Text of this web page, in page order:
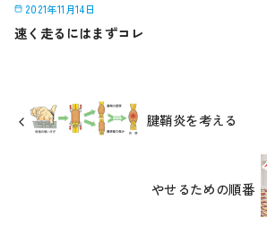
2021年11月14日
速く走るにはまずコレ
腱鞘炎を考える
やせるための順番